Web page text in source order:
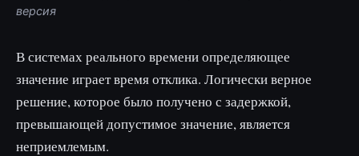
версия
В системах реального времени определяющее
значение играет время отклика. Логически верное
решение, которое было получено с задержкой,
превышающей допустимое значение, является
неприемлемым.